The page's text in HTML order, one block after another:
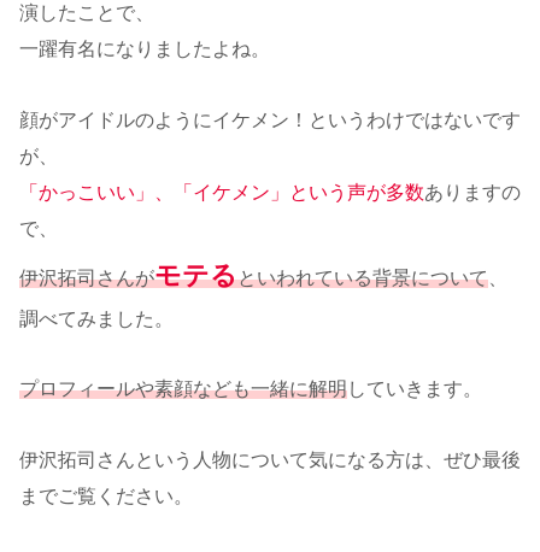
演したことで、
一躍有名になりましたよね。
顔がアイドルのようにイケメン！というわけではないです
が、
「かっこいい」、「イケメン」という声が多数ありますの
で、
伊沢拓司さんがモテるといわれている背景について
調べてみました。
プロフィールや素顔なども一緒に解明していきます。
伊沢拓司さんという人物について気になる方は、ぜひ最後
までご覧ください。